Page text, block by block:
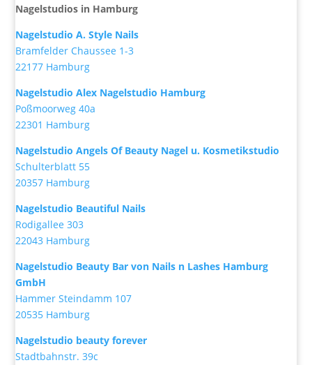
Nagelstudios in Hamburg
Nagelstudio A. Style Nails
Bramfelder Chaussee 1-3
22177 Hamburg
Nagelstudio Alex Nagelstudio Hamburg
Poßmoorweg 40a
22301 Hamburg
Nagelstudio Angels Of Beauty Nagel u. Kosmetikstudio
Schulterblatt 55
20357 Hamburg
Nagelstudio Beautiful Nails
Rodigallee 303
22043 Hamburg
Nagelstudio Beauty Bar von Nails n Lashes Hamburg
GmbH
Hammer Steindamm 107
20535 Hamburg
Nagelstudio beauty forever
Stadtbahnstr. 39c